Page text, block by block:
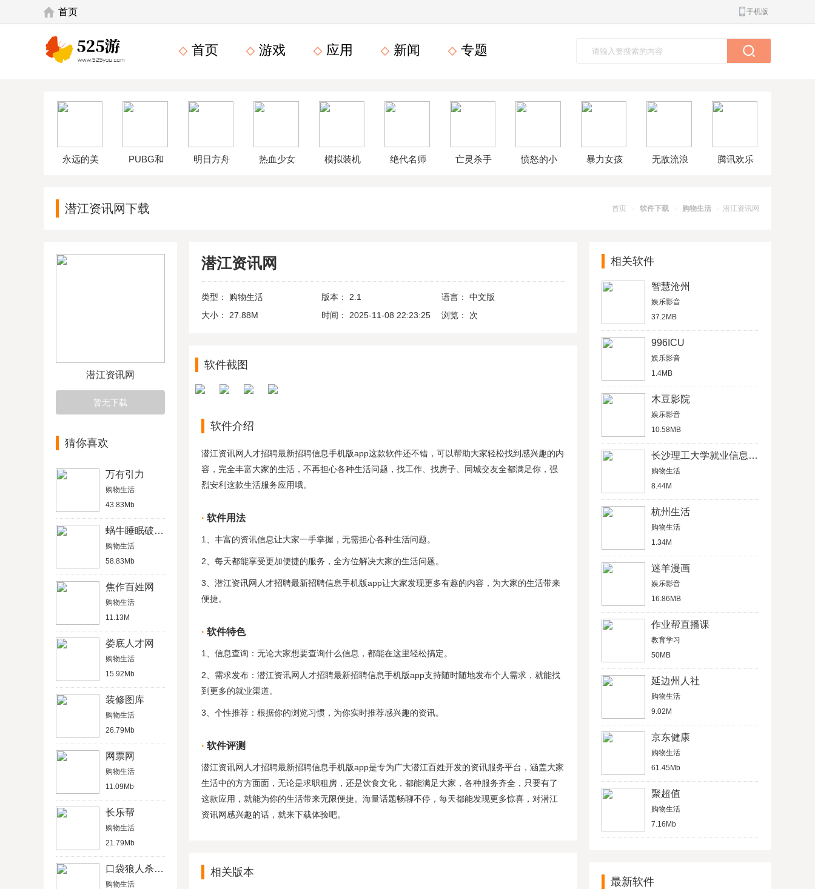
首页 手机版
首页 游戏 应用 新闻 专题
永远的美
解版
PUBG和
验服
明日方舟 热血少女 模拟装机 绝代名师 亡灵杀手 愤怒的小 暴力女孩
化版
无敌流浪 腾讯欢乐
版
首页 > 软件下载 > 购物生活 > 潜江资讯网
潜江资讯网下载
潜江资讯网
暂无下载
猜你喜欢
万有引力
购物生活
43.83Mb
蜗牛睡眠破解版
购物生活
58.83Mb
焦作百姓网
购物生活
11.13M
娄底人才网
购物生活
15.92Mb
装修图库
购物生活
26.79Mb
网票网
购物生活
11.09Mb
长乐帮
购物生活
21.79Mb
口袋狼人杀脚本辅助
购物生活
潜江资讯网
类型： 购物生活 版本： 2.1 语言：
中文版
大小：
27.88M 时间： 2025-11-08 22:23:25 浏览： 次
软件截图
软件介绍
潜江资讯网人才招聘最新招聘信息手机版app这款软件还不错，可以帮助大家轻松找到感兴趣的内
容，完全丰富大家的生活，不再担心各种生活问题，找工作、找房子、同城交友全都满足你，强
烈安利这款生活服务应用哦。
软件用法
1、丰富的资讯信息让大家一手掌握，无需担心各种生活问题。
2、每天都能享受更加便捷的服务，全方位解决大家的生活问题。
3、潜江资讯网人才招聘最新招聘信息手机版app让大家发现更多有趣的内容，为大家的生活带来
便捷。
软件特色
1、信息查询：无论大家想要查询什么信息，都能在这里轻松搞定。
2、需求发布：潜江资讯网人才招聘最新招聘信息手机版app支持随时随地发布个人需求，就能找
到更多的就业渠道。
3、个性推荐：根据你的浏览习惯，为你实时推荐感兴趣的资讯。
软件评测
潜江资讯网人才招聘最新招聘信息手机版app是专为广大潜江百姓开发的资讯服务平台，涵盖大家
生活中的方方面面，无论是求职租房，还是饮食文化，都能满足大家，各种服务齐全，只要有了
这款应用，就能为你的生活带来无限便捷。海量话题畅聊不停，每天都能发现更多惊喜，对潜江
资讯网感兴趣的话，就来下载体验吧。
相关版本
相关软件
智慧沧州
娱乐影音
37.2MB
996ICU
娱乐影音
1.4MB
木豆影院
娱乐影音
10.58MB
长沙理工大学就业信息网学生信息管理平台
购物生活
8.44M
杭州生活
购物生活
1.34M
迷羊漫画
娱乐影音
16.86MB
作业帮直播课
教育学习
50MB
延边州人社
购物生活
9.02M
京东健康
购物生活
61.45Mb
聚超值
购物生活
7.16Mb
最新软件